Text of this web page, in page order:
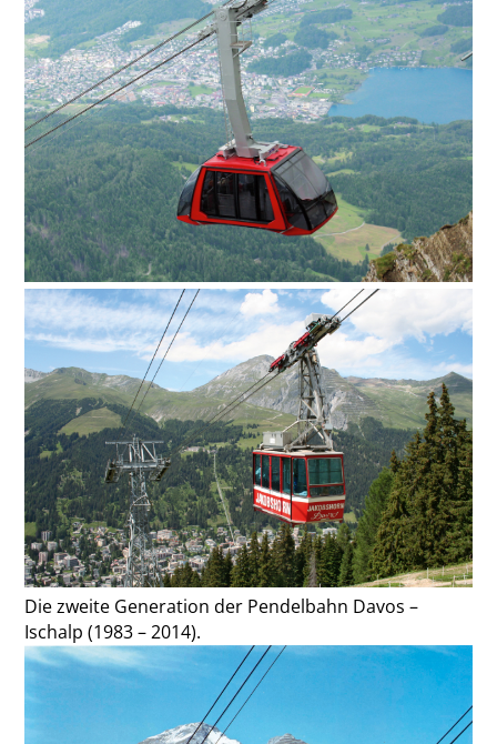
Die zweite Generation der Pendelbahn Davos –
Ischalp (1983 – 2014).